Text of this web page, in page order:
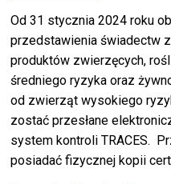
Od 31 stycznia 2024 roku
przedstawienia świadectw
produktów zwierzęcych,
średniego ryzyka oraz
od zwierząt wysokiego
zostać przesłane
system kontroli TRACES.
posiadać fizycznej kopii